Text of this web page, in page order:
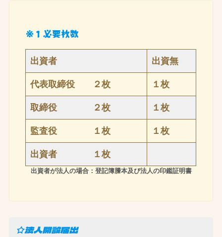
※１必要枚数
出資者 出資無
代表取締役 ２枚 １枚
取締役 ２枚 １枚
監査役 １枚 １枚
出資者 １枚
出資者が法人の場合：登記簿謄本及び法人の印鑑証明書
☆法人開設届出